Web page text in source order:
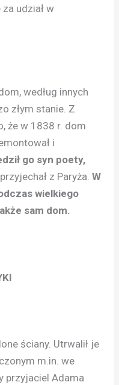
udział w
według innych
złym stanie. Z
że w 1838 r. dom
i
go syn poety,
z Paryża. W
wielkiego
sam dom.
ściany. Utrwalił je
m.in. we
przyjaciel Adama